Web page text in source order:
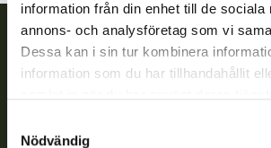
information från din enhet till de sociala
annons- och analysföretag som vi
Dessa kan i sin tur kombinera
information som du har tillhandahållit
Nödvändig
Finlands viltcentral
jaktvårdsföreningarnas verksamhet, ser